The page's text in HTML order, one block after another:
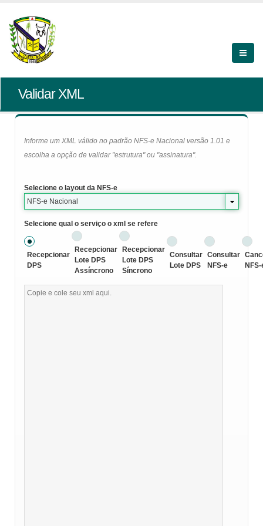
Validar XML
Informe um XML válido no padrão NFS-e Nacional versão 1.01 e
escolha a opção de validar "estrutura" ou "assinatura".
Selecione o layout da NFS-e
NFS-e Nacional
Selecione qual o serviço o xml se refere
Recepcionar
DPS
Recepcionar
Lote DPS
Assíncrono
Recepcionar
Lote DPS
Síncrono
Consultar
Lote DPS
Consultar
NFS-e
NFS-